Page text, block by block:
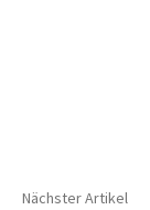
Nächster Artikel